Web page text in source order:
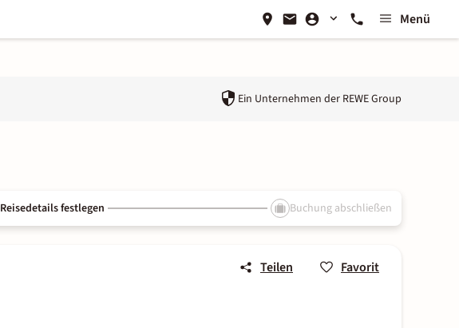
Menü
Ein Unternehmen der REWE Group
Reisedetails festlegen Buchung abschließen
Teilen Favorit